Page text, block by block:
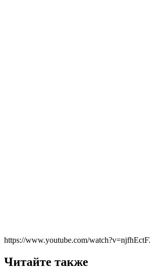
https://www.youtube.com/
Читайте также